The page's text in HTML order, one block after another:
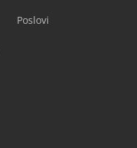
Poslovi